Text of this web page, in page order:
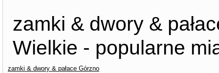
zamki & dwory &
Wielkie - popularne
zamki & dwory & pałace Górzno